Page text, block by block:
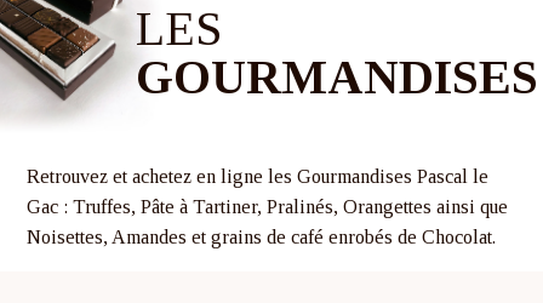
LES
GOURMANDISES
Retrouvez et achetez en ligne les Gourmandises Pascal le
Gac : Truffes, Pâte à Tartiner, Pralinés, Orangettes ainsi que
Noisettes, Amandes et grains de café enrobés de Chocolat.